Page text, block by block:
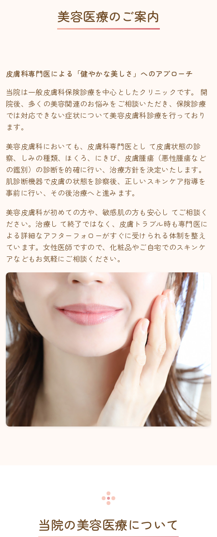
美容医療のご案内
皮膚科専門医による「健やかな美しさ」へのアプローチ
当院は一般皮膚科保険診療を中心としたクリニックです。 開
院後、多くの美容関連のお悩みをご相談いただき、保険診療
では対応できない症状について美容皮膚科診療を行っており
ます。
美容皮膚科においても、皮膚科専門医とし て皮膚状態の診
察、しみの種類、ほくろ、にきび、皮膚腫瘍（悪性腫瘍など
の鑑別）の診断を的確に行い、治療方針を決定いたします。
肌診断機器で皮膚の状態を診察後、正しいスキンケア指導を
事前に行い、その後治療へと進みます。
美容皮膚科が初めての方や、敏感肌の方も安心し てご相談く
ださい。治療し て終了ではなく、皮膚トラブル時も専門医に
よる詳細なアフターフォローがすぐに受けられる体制を整え
ています。女性医師ですので、化粧品やご自宅でのスキンケ
アなどもお気軽にご相談ください。
当院の美容医療について